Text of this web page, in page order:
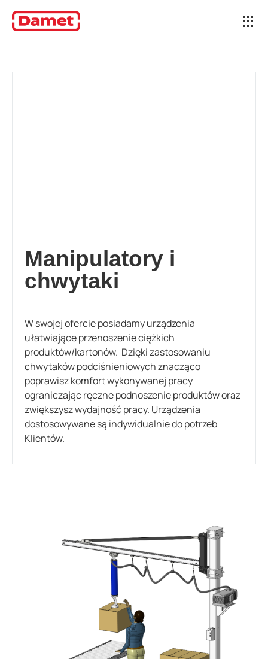
Manipulatory i
chwytaki
W swojej ofercie posiadamy urządzenia
ułatwiające przenoszenie ciężkich
produktów/kartonów. Dzięki zastosowaniu
chwytaków podciśnieniowych znacząco
poprawisz komfort wykonywanej pracy
ograniczając ręczne podnoszenie produktów oraz
zwiększysz wydajność pracy. Urządzenia
dostosowywane są indywidualnie do potrzeb
Klientów.